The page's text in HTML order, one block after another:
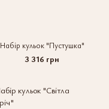
Набір кульок "Пустушка"
3 316 грн